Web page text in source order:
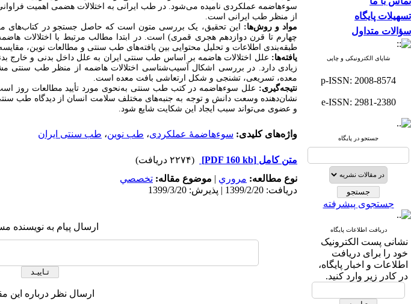
تسهیلات پایگاه
سؤالات متداول
شاپای الکترونیکی و چاپی
p-ISSN: 2008-8574
e-ISSN: 2981-2380
جستجو در پایگاه
جستجوی پیشرفته
دریافت اطلاعات پایگاه
نشانی پست الکترونیک
خود را برای دریافت
اطلاعات و اخبار پایگاه،
در کادر زیر وارد کنید.
سوءهاضمه عملکردی نامیده می‌شود. در طب ایرانی به اختلالات هضمی اهمیت
از منظر طب ایرانی است.
مواد و روش‌‏ها: این تحقیق، یک بررسی متون است که حاصل جستجو در کتاب‌های
چهارم تا قرن دوازدهم هجری قمری) است. در ابتدا مطالب مرتبط با اختلالات
طبقه‌بندی اطلاعات و تحلیل محتوایی بین یافته‌های طب سنتی و مطالعات نوین،
یافته‌ها: علل اختلالات هاضمه بر اساس طب سنتی ایران به علل داخل بدنی و خارج
زیادی دارد. در بررسی اشکال آسیب‌شناسی اختلالات هاضمه از منظر طب
معده، تسریعی، تشنجی و شکل ارتعاشی بافت معده است.
نتیجه‌گیری: علل سوء‌هاضمه در کتب طب سنتی به‌نحوی مورد تأیید مطالعات روز
نشان‌دهنده وسعت دانش و توجه به جنبه‌های مختلف سلامت انسان از دیدگاه طب
و عضوی می‌تواند سبب ایجاد این شکایت شایع شود.
واژه‌های کلیدی: سوء‌هاضمۀ عملکردی، طب نوین، طب سنتی ایران
متن کامل [PDF 160 kb]
(۲۲۷۴ دریافت)
نوع مطالعه: مروري | موضوع مقاله: تخصصي
دریافت: 1399/2/20 | پذیرش: 1399/3/20
ارسال پیام به نویسنده
ارسال نظر درباره این